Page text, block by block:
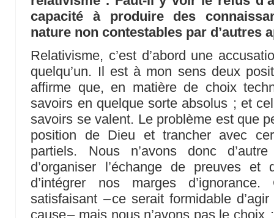
capacité à produire des
nature non contestables par d’autres
Relativisme, c’est d’abord une
quelqu’un. Il est à mon sens deux
affirme que, en matière de choix
savoirs en quelque sorte absolus ; et
savoirs se valent. Le problème est que
position de Dieu et trancher avec
partiels. Nous n’avons donc
d’organiser l’échange de preuves
d’intégrer nos marges
satisfaisant – ce serait formidable
cause – mais nous n’avons pas le choix